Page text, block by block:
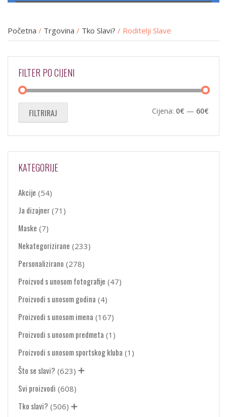
Početna / Trgovina / Tko Slavi? / Roditelji Slave
FILTER PO CIJENI
FILTRIRAJ Cijena: 0€ — 60€
KATEGORIJE
Akcije (54)
Ja dizajner (71)
Maske (7)
Nekategorizirane (233)
Personalizirano (278)
Proizvod s unosom fotografije (47)
Proizvodi s unosom godina (4)
Proizvodi s unosom imena (167)
Proizvodi s unosom predmeta (1)
Proizvodi s unosom sportskog kluba (1)
Što se slavi? (623)
Svi proizvodi (608)
Tko slavi? (506)